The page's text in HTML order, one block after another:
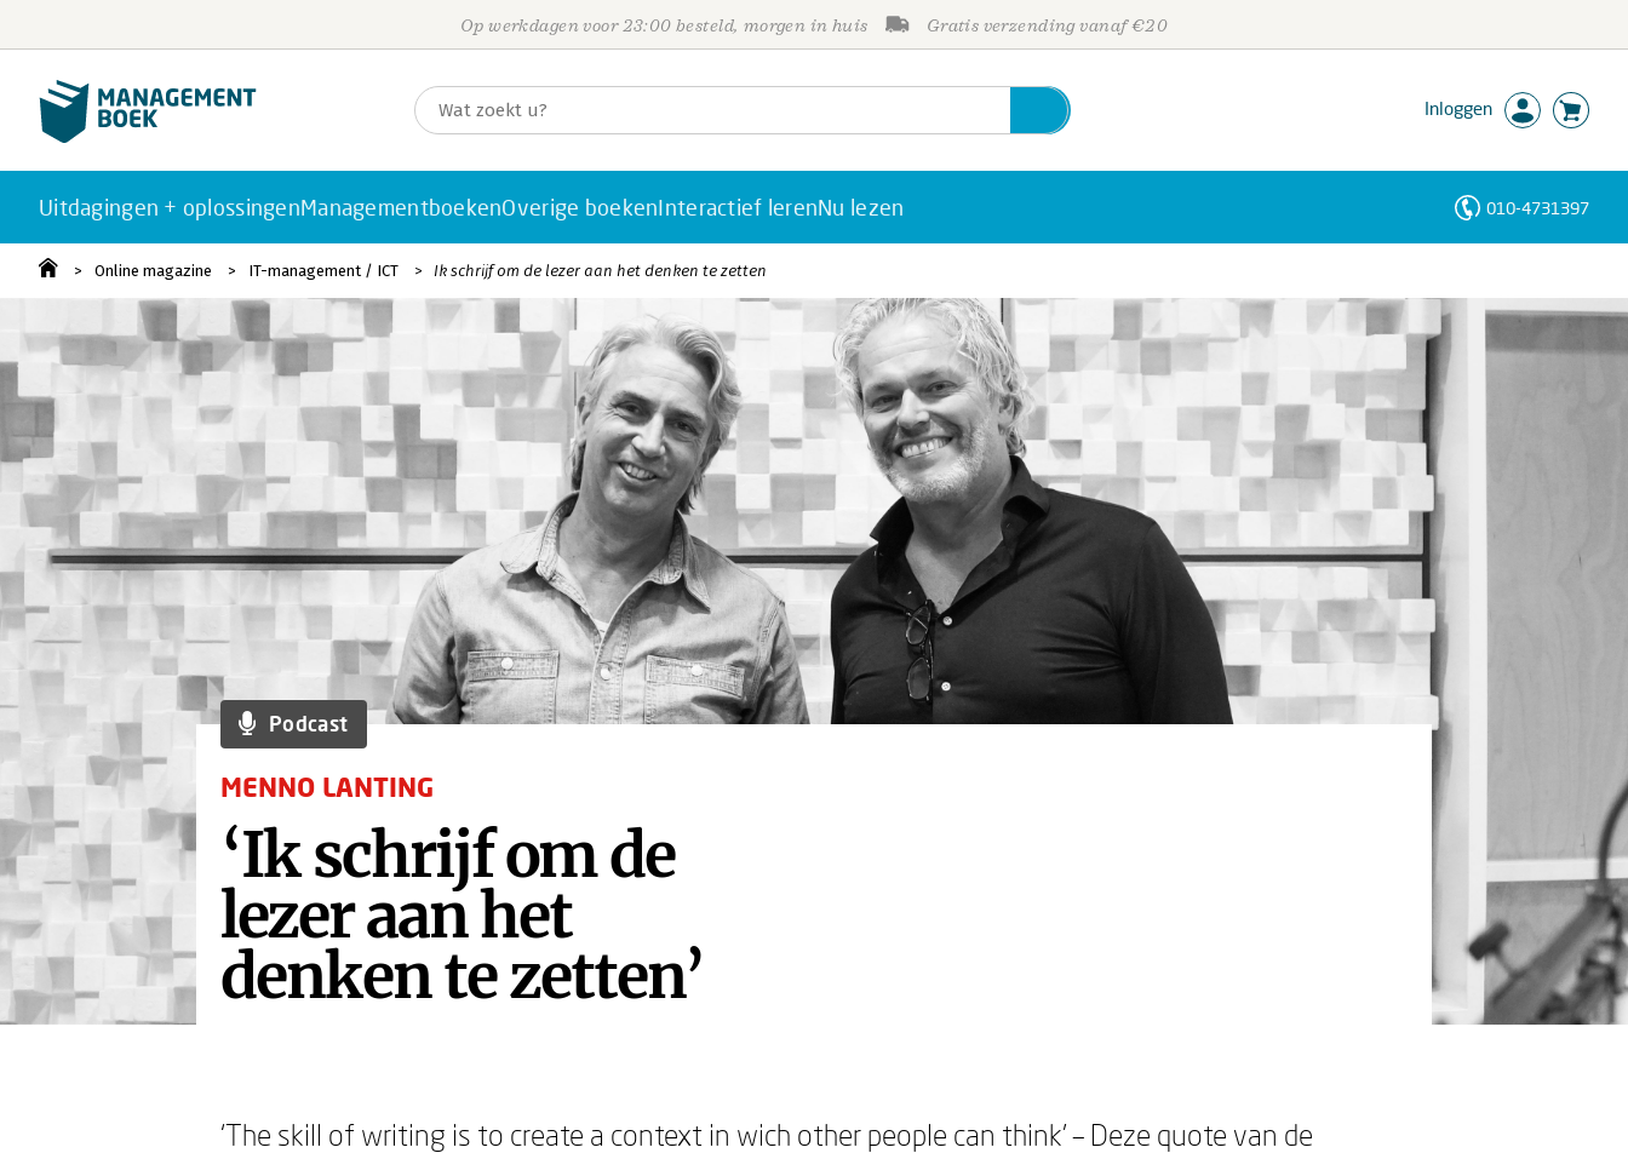
Op werkdagen voor 23:00 besteld, morgen in huis Gratis verzending vanaf €20
Inloggen
Uitdagingen + oplossingenManagementboekenOverige boekenInteractief lerenNu lezen 010-4731397
Online magazine IT-management / ICT Ik schrijf om de lezer aan het denken te zetten
Podcast
MENNO LANTING
‘Ik schrijf om de
lezer aan het
denken te zetten’
‘The skill of writing is to create a context in wich other people can think’ – Deze quote van de
Personen